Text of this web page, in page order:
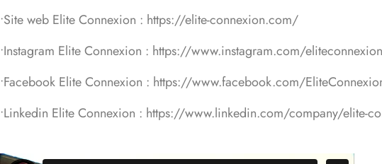
•Site web Elite Connexion : https://elite-connexion.com/
•Instagram Elite Connexion : https://www.instagram.com/
•Facebook Elite Connexion : https://www.facebook.com/
•Linkedin Elite Connexion : https://www.linkedin.com/company/elite-